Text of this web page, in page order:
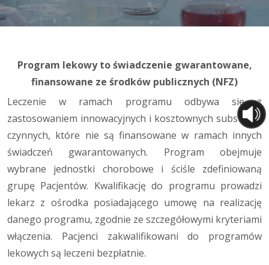
Program lekowy to świadczenie gwarantowane,
finansowane ze środków publicznych (NFZ)
Leczenie w ramach programu odbywa się z
zastosowaniem innowacyjnych i kosztownych substancji
czynnych, które nie są finansowane w ramach innych
świadczeń gwarantowanych. Program obejmuje
wybrane jednostki chorobowe i ściśle zdefiniowaną
grupę Pacjentów. Kwalifikację do programu prowadzi
lekarz z ośrodka posiadającego umowę na realizację
danego programu, zgodnie ze szczegółowymi kryteriami
włączenia. Pacjenci zakwalifikowani do programów
lekowych są leczeni bezpłatnie.